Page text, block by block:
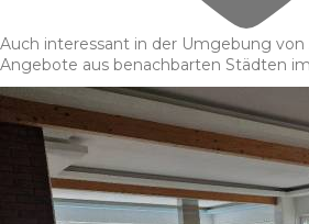
Auch interessant in der Umgebung von
Angebote aus benachbarten Städten